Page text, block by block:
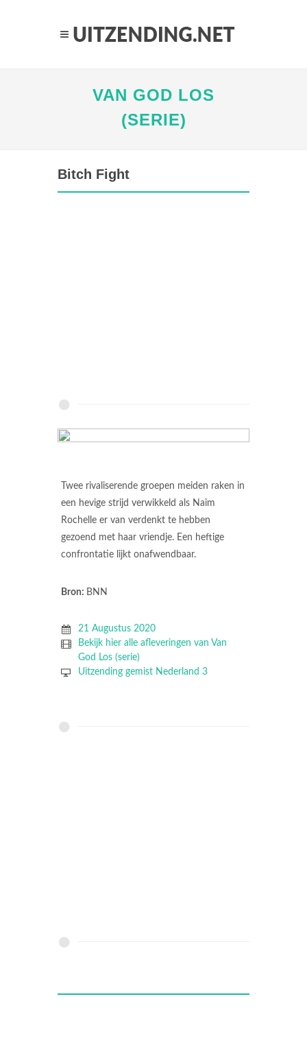
VAN GOD LOS
(SERIE)
Bitch Fight
Twee rivaliserende groepen meiden raken in
een hevige strijd verwikkeld als Naim
Rochelle er van verdenkt te hebben
gezoend met haar vriendje. Een heftige
confrontatie lijkt onafwendbaar.
Bron: BNN
21 Augustus 2020
Bekijk hier alle afleveringen van Van
God Los (serie)
Uitzending gemist Nederland 3